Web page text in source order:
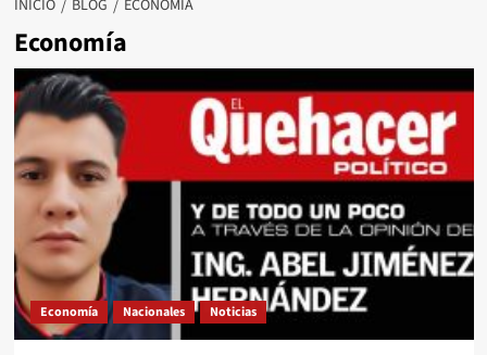
INICIO BLOG ECONOMÍA
Economía
Economía Nacionales Noticias